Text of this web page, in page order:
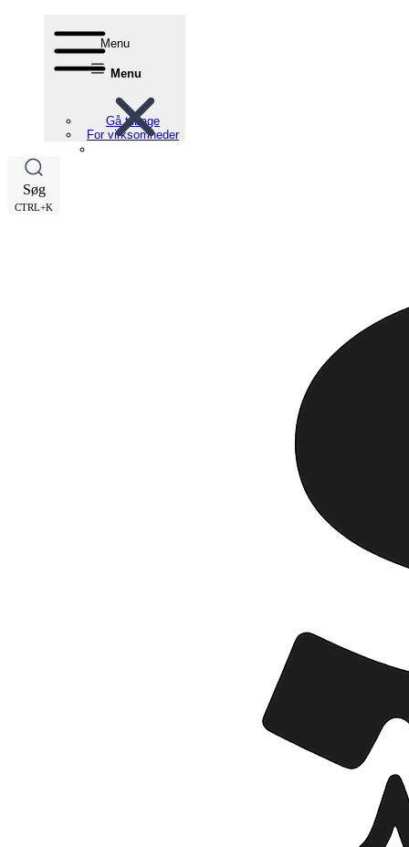
Menu
Menu
Gå tilbage
For virksomheder
Søg
CTRL+K